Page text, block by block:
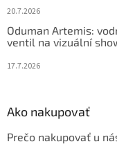
20.7.2026
Oduman Artemis:
ventil na vizuální
17.7.2026
Ako nakupovať
Prečo nakupovať u